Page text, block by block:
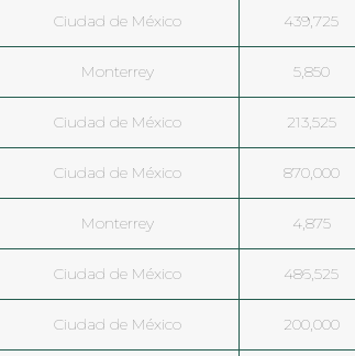
Ciudad de México 439,725
Monterrey 5,850
Ciudad de México 213,525
Ciudad de México 870,000
Monterrey 4,875
Ciudad de México 486,525
Ciudad de México 200,000